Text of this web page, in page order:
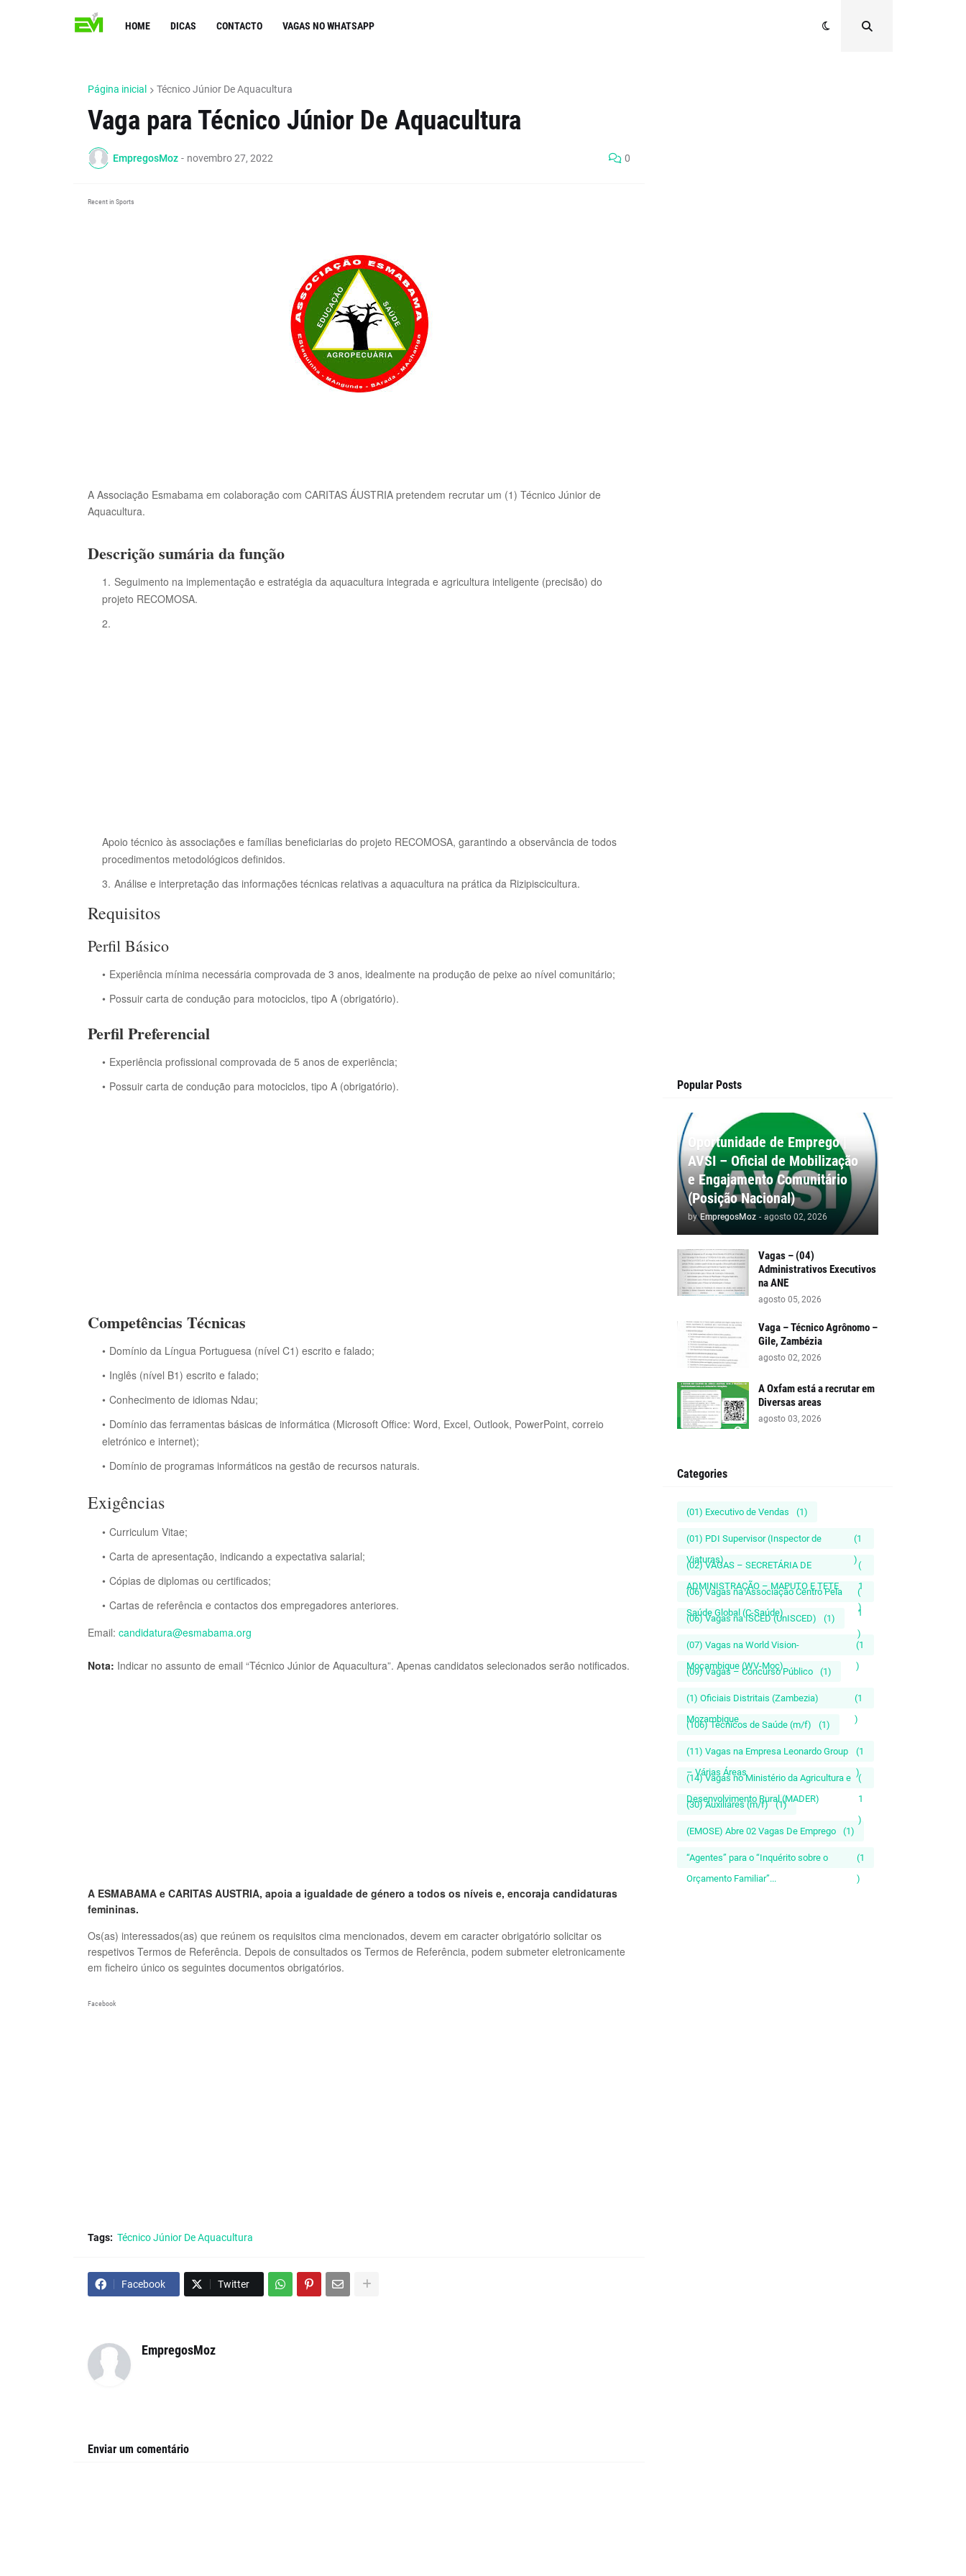
HOME DICAS CONTACTO VAGAS NO WHATSAPP
Página inicial Técnico Júnior De Aquacultura
Vaga para Técnico Júnior De Aquacultura
EmpregosMoz - novembro 27, 2022 0
Recent in Sports
A Associação Esmabama em colaboração com CARITAS ÁUSTRIA pretendem recrutar um (1) Técnico Júnior de
Aquacultura.
Descrição sumária da função
Seguimento na implementação e estratégia da aquacultura integrada e agricultura inteligente (precisão) do
projeto RECOMOSA.
Apoio técnico às associações e famílias beneficiarias do projeto RECOMOSA, garantindo a observância de todos
procedimentos metodológicos definidos.
Análise e interpretação das informações técnicas relativas a aquacultura na prática da Rizipiscicultura.
Requisitos
Perfil Básico
Experiência mínima necessária comprovada de 3 anos, idealmente na produção de peixe ao nível comunitário;
Possuir carta de condução para motociclos, tipo A (obrigatório).
Perfil Preferencial
Experiência profissional comprovada de 5 anos de experiência;
Possuir carta de condução para motociclos, tipo A (obrigatório).
Competências Técnicas
Domínio da Língua Portuguesa (nível C1) escrito e falado;
Inglês (nível B1) escrito e falado;
Conhecimento de idiomas Ndau;
Domínio das ferramentas básicas de informática (Microsoft Office: Word, Excel, Outlook, PowerPoint, correio
eletrónico e internet);
Domínio de programas informáticos na gestão de recursos naturais.
Exigências
Curriculum Vitae;
Carta de apresentação, indicando a expectativa salarial;
Cópias de diplomas ou certificados;
Cartas de referência e contactos dos empregadores anteriores.
Email: candidatura@esmabama.org
Nota: Indicar no assunto de email “Técnico Júnior de Aquacultura”. Apenas candidatos selecionados serão notificados.
A ESMABAMA e CARITAS AUSTRIA, apoia a igualdade de género a todos os níveis e, encoraja candidaturas
femininas.
Os(as) interessados(as) que reúnem os requisitos cima mencionados, devem em caracter obrigatório solicitar os
respetivos Termos de Referência. Depois de consultados os Termos de Referência, podem submeter eletronicamente
em ficheiro único os seguintes documentos obrigatórios.
Facebook
Tags: Técnico Júnior De Aquacultura
Facebook Twitter
EmpregosMoz
Enviar um comentário
Popular Posts
Oportunidade de Emprego |
AVSI – Oficial de Mobilização
e Engajamento Comunitário
(Posição Nacional)
by EmpregosMoz - agosto 02, 2026
Vagas – (04)
Administrativos Executivos
na ANE
agosto 05, 2026
Vaga – Técnico Agrônomo –
Gile, Zambézia
agosto 02, 2026
A Oxfam está a recrutar em
Diversas areas
agosto 03, 2026
Categories
(01) Executivo de Vendas (1)
(01) PDI Supervisor (Inspector de
Viaturas)
(1
)
(02) VAGAS – SECRETÁRIA DE
ADMINISTRAÇÃO – MAPUTO E TETE
(
1
)
(06) Vagas na Associação Centro Pela
Saúde Global (C-Saúde)
(
1
)
(06) Vagas na ISCED (UnISCED) (1)
(07) Vagas na World Vision-
Moçambique (WV-Moç)
(1
)
(09) Vagas – Concurso Público (1)
(1) Oficiais Distritais (Zambezia)
Mozambique
(1
)
(106) Técnicos de Saúde (m/f) (1)
(11) Vagas na Empresa Leonardo Group
– Várias Áreas
(1
)
(14) Vagas no Ministério da Agricultura e
Desenvolvimento Rural (MADER)
(
1
)
(30) Auxiliares (m/f) (1)
(EMOSE) Abre 02 Vagas De Emprego (1)
“Agentes” para o “Inquérito sobre o
Orçamento Familiar”...
(1
)